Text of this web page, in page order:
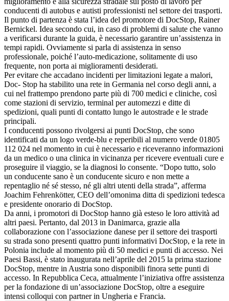
conducenti di autobus e autisti professionisti nel settore dei trasporti.
Il punto di partenza è stata l’idea del promotore di DocStop, Rainer
Bernickel. Idea secondo cui, in caso di problemi di salute che vanno
a verificarsi durante la guida, è necessario garantire un’assistenza in
tempi rapidi. Ovviamente si parla di assistenza in senso
professionale, poiché l’auto-medicazione, solitamente di uso
frequente, non porta ai miglioramenti desiderati.
Per evitare che accadano incidenti per limitazioni legate a malori,
Doc- Stop ha stabilito una rete in Germania nel corso degli anni, a
cui nel frattempo prendono parte più di 700 medici e cliniche, così
come stazioni di servizio, terminal per automezzi e ditte di
spedizioni, quali punti di contatto lungo le autostrade e le strade
principali.
I conducenti possono rivolgersi ai punti DocStop, che sono
identificati da un logo verde-blu e reperibili al numero verde 01805
112 024 nel momento in cui è necessario e riceveranno informazioni
da un medico o una clinica in vicinanza per ricevere eventuali cure e
proseguire il viaggio, se la diagnosi lo consente. “Dopo tutto, solo
un conducente sano è un conducente sicuro e non mette a
repentaglio né sé stesso, né gli altri utenti della strada”, afferma
Joachim Fehrenkötter, CEO dell’omonima ditta di spedizioni tedesca
e presidente onorario di DocStop.
Da anni, i promotori di DocStop hanno già esteso le loro attività ad
altri paesi. Pertanto, dal 2013 in Danimarca, grazie alla
collaborazione con l’associazione danese per il settore dei trasporti
su strada sono presenti quattro punti informativi DocStop, e la rete in
Polonia include al momento più di 50 medici e punti di accesso. Nei
Paesi Bassi, è stato inaugurata nell’aprile del 2015 la prima stazione
DocStop, mentre in Austria sono disponibili finora sette punti di
accesso. In Repubblica Ceca, attualmente l’iniziativa offre assistenza
per la fondazione di un’associazione DocStop, oltre a eseguire
intensi colloqui con partner in Ungheria e Francia.